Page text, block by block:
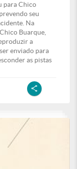
para Chico
seu
Na
Buarque,
a
enviado para
as pistas